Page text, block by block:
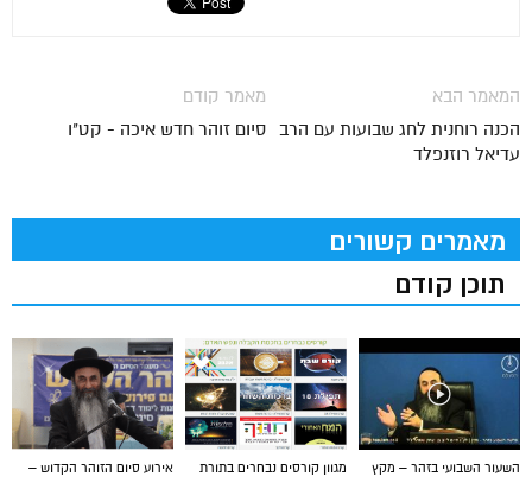
מאמר קודם
סיום זוהר חדש איכה - קט"ו
המאמר הבא
הכנה רוחנית לחג שבועות עם הרב
עדיאל רוזנפלד
מאמרים קשורים
תוכן קודם
אירוע סיום הזוהר הקדוש –
מגוון קורסים נבחרים בתורת
השעור השבועי בזהר – מקץ